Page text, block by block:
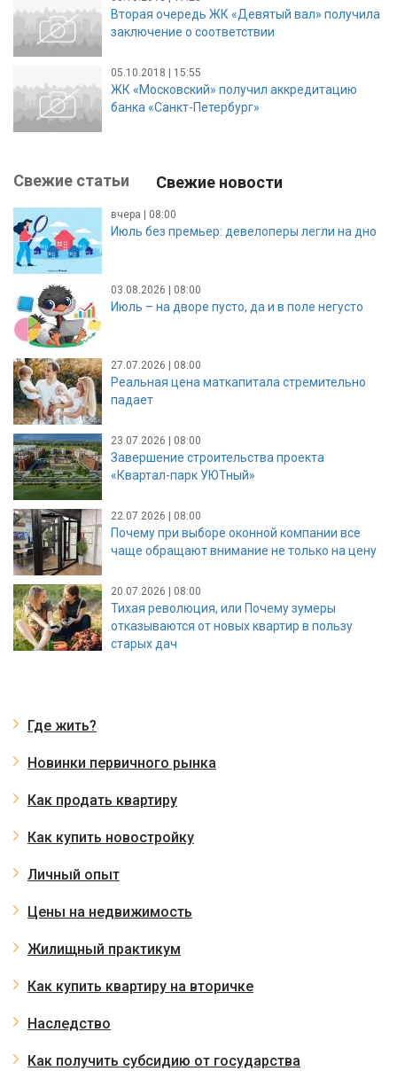
Вторая очередь ЖК «Девятый вал» получила
заключение о соответствии
05.10.2018 | 15:55
ЖК «Московский» получил аккредитацию
банка «Санкт-Петербург»
Свежие статьи Свежие новости
вчера | 08:00
Июль без премьер: девелоперы легли на дно
03.08.2026 | 08:00
Июль – на дворе пусто, да и в поле негусто
27.07.2026 | 08:00
Реальная цена маткапитала стремительно
падает
23.07.2026 | 08:00
Завершение строительства проекта
«Квартал-парк УЮТный»
22.07.2026 | 08:00
Почему при выборе оконной компании все
чаще обращают внимание не только на цену
20.07.2026 | 08:00
Тихая революция, или Почему зумеры
отказываются от новых квартир в пользу
старых дач
Где жить?
Новинки первичного рынка
Как продать квартиру
Как купить новостройку
Личный опыт
Цены на недвижимость
Жилищный практикум
Как купить квартиру на вторичке
Наследство
Как получить субсидию от государства